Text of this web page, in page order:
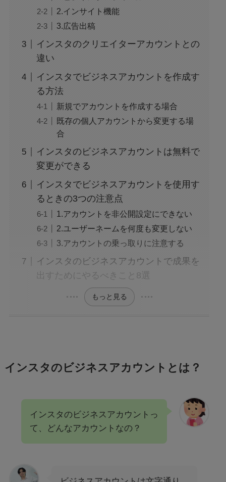
2.インサイト機能
3.広告出稿
インスタのクリエイターアカウントとの
違い
インスタでビジネスアカウントを作成す
る方法
新規でアカウントを作成する場合
既存の個人アカウントから変更する場
合
インスタのビジネスアカウントは無料で
変更ができる
インスタでビジネスアカウントを使用す
るときの3つの注意点
1.アカウントを非公開設定にできない
2.ユーザーネームを何度も変更しない
3.アカウントの乗っ取りに注意する
インスタのビジネスアカウントで成果を
出すためにやるべきこと8選
もっと見る
インスタのビジネスアカウントとは？
インスタのビジネスアカウントっ
て、どんなアカウントなの？